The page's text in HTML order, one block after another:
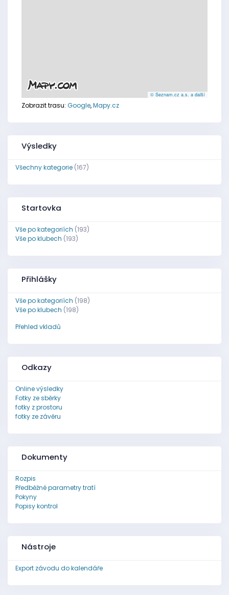
© Seznam.cz a.s. a další
Zobrazit trasu: Google,Mapy.cz
Výsledky
Všechny kategorie(167)
Startovka
Vše po kategoriích (193)
Vše po klubech (193)
Přihlášky
Vše po kategoriích (198)
Vše po klubech (198)
Přehled vkladů
Odkazy
Online výsledky
Fotky ze sběrky
fotky z prostoru
fotky ze závěru
Dokumenty
Rozpis
Předběžné parametry tratí
Pokyny
Popisy kontrol
Nástroje
Export závodu do kalendáře